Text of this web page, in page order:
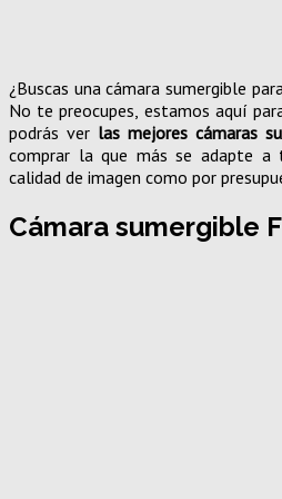
¿Buscas una cámara sumergible
No te preocupes, estamos aquí
podrás ver las mejores cámaras
comprar la que más se adapte a
calidad de imagen como por
Cámara sumergible